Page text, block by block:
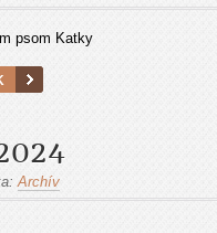
psom Katky
Archív